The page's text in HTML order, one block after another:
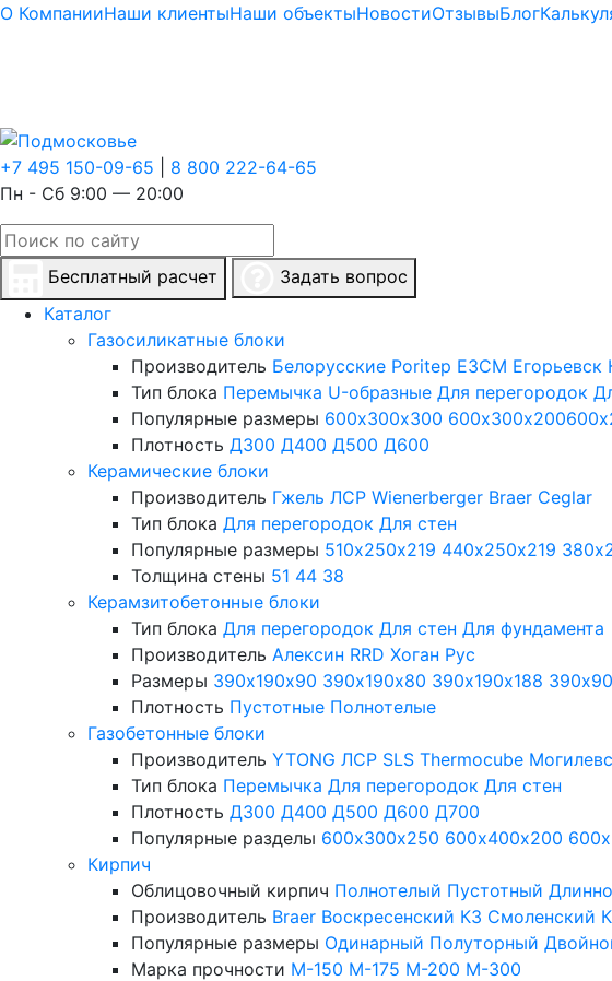
О КомпанииНаши клиентыНаши объектыНовостиОтзывыБлог
+7 495 150-09-65
8 800 222-64-65
Пн - Сб 9:00 — 20:00
Бесплатный расчет
Задать вопрос
Каталог
Газосиликатные блоки
Производитель Белорусские Poritep ЕЗСМ Егорьевск
Тип блока Перемычка U-образные Для перегородок
Популярные размеры 600х300х300 600х300х200
Плотность Д300 Д400 Д500 Д600
Керамические блоки
Производитель Гжель ЛСР Wienerberger Braer Ceglar
Тип блока Для перегородок Для стен
Популярные размеры 510х250х219 440х250х219
Толщина стены 51 44 38
Керамзитобетонные блоки
Тип блока Для перегородок Для стен Для фундамента
Производитель Алексин RRD Хоган Рус
Размеры 390х190х90 390х190х80 390х190х188
Плотность Пустотные Полнотелые
Газобетонные блоки
Производитель YTONG ЛСР SLS Thermocube
Тип блока Перемычка Для перегородок Для стен
Плотность Д300 Д400 Д500 Д600 Д700
Популярные разделы 600х300х250 600х400х200
Кирпич
Облицовочный кирпич Полнотелый Пустотный
Производитель Braer Воскресенский КЗ Смоленский
Популярные размеры Одинарный Полуторный
Марка прочности М-150 М-175 М-200 М-300